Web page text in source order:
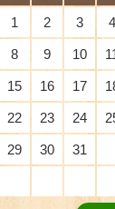
1 2 3 4
8 9 10
15 16 17
22 23 24
29 30 31